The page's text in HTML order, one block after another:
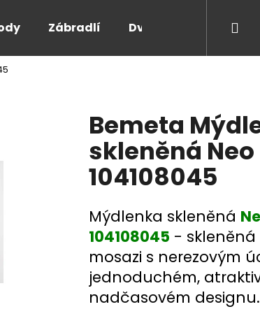
Zábradlí Dveře a zárubně
Bemeta
skleněná Neo
104108045
Mýdlenka skleněná
104108045 - skleněná
mosazi s nerezovým
jednoduchém,
nadčasovém designu.